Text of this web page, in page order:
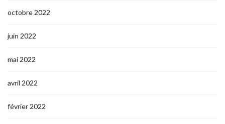
octobre 2022
juin 2022
mai 2022
avril 2022
février 2022